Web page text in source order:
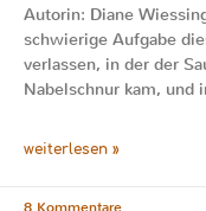
Autorin: Diane
schwierige Aufgabe
verlassen, in der der
Nabelschnur kam, und
weiterlesen »